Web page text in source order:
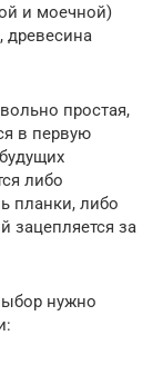
и моечной)
древесина
простая,
в первую
либо
планки, либо
зацепляется за
нужно